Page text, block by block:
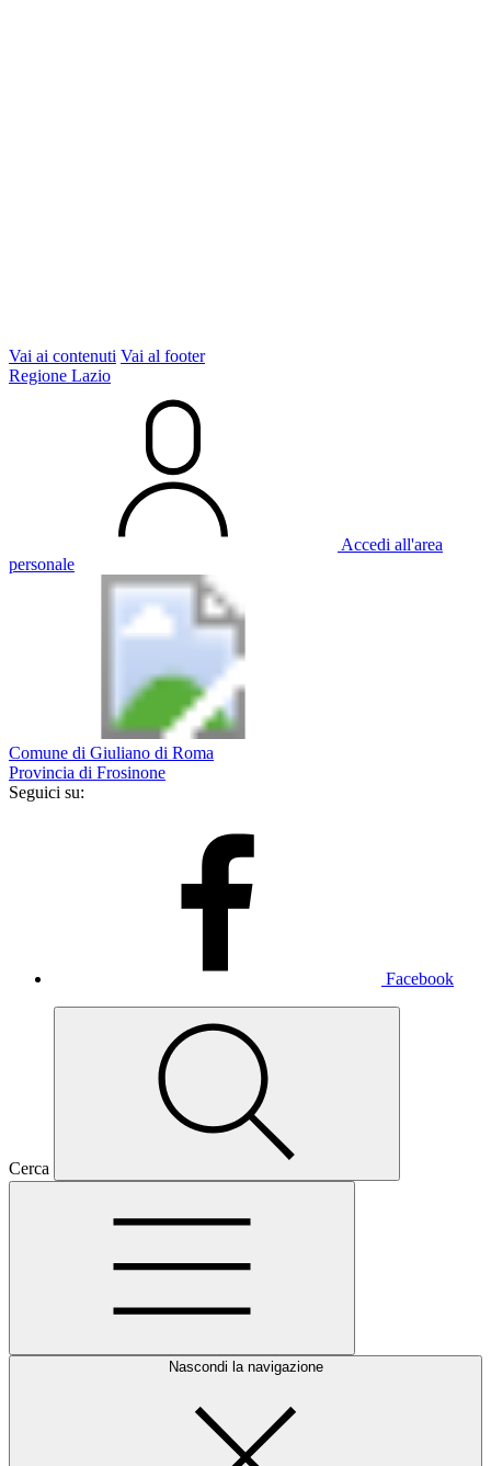
Vai ai contenuti Vai al footer
Regione Lazio
Accedi all'area
personale
Comune di Giuliano di Roma
Provincia di Frosinone
Seguici su:
Facebook
Cerca
Nascondi la navigazione